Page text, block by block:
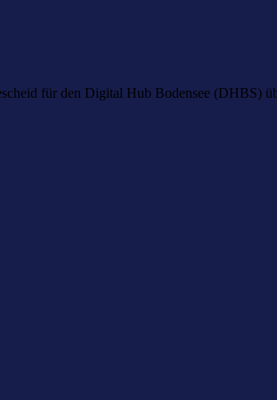
für den Digital Hub Bodensee (DHBS)